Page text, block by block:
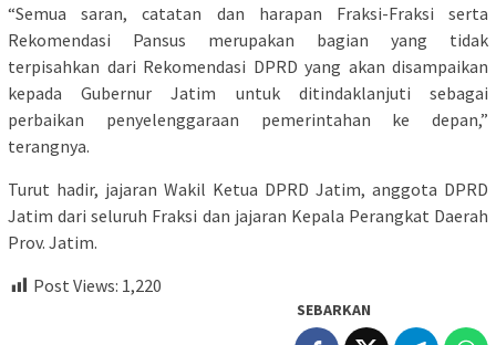
“Semua saran, catatan dan harapan Fraksi-Fraksi serta
Rekomendasi Pansus merupakan bagian yang tidak
terpisahkan dari Rekomendasi DPRD yang akan disampaikan
kepada Gubernur Jatim untuk ditindaklanjuti sebagai
perbaikan penyelenggaraan pemerintahan ke depan,”
terangnya.
Turut hadir, jajaran Wakil Ketua DPRD Jatim, anggota DPRD
Jatim dari seluruh Fraksi dan jajaran Kepala Perangkat Daerah
Prov. Jatim.
Post Views: 1,220
SEBARKAN